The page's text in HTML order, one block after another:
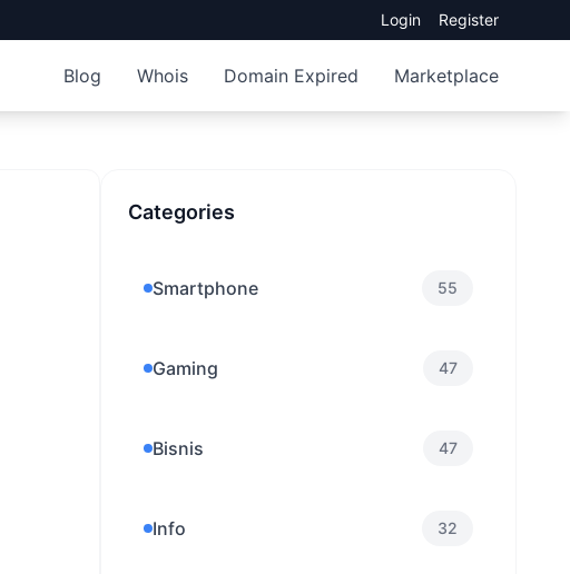
Login Register
Blog Whois Domain Expired Marketplace
Categories
Smartphone 55
Gaming 47
Bisnis 47
Info 32